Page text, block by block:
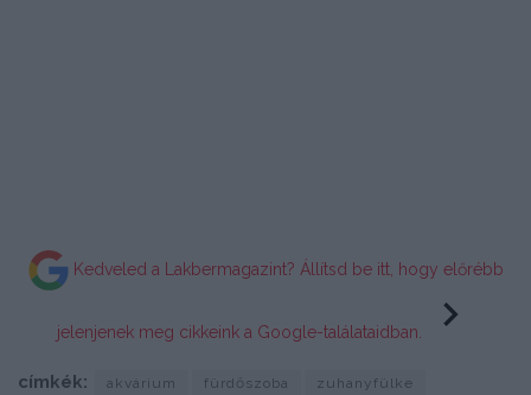
Kedveled a Lakbermagazint? Állítsd be itt, hogy előrébb
jelenjenek meg cikkeink a Google-találataidban.
címkék: akvárium fürdőszoba zuhanyfülke